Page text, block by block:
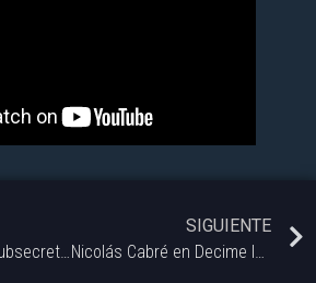
SIGUIENTE